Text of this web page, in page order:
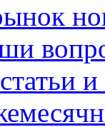
статьи